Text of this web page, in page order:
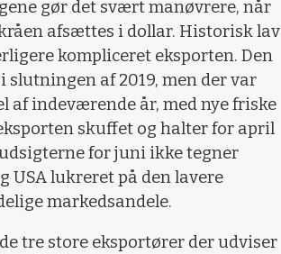
gør det svært manøvrere, når
afsættes i dollar. Historisk lav
kompliceret eksporten. Den
af 2019, men der var
af indeværende år, med nye friske
skuffet og halter for april
for juni ikke tegner
USA lukreret på den lavere
markedsandele.
tre store eksportører der udviser